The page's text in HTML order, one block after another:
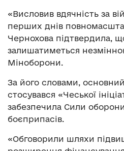
«Висловив вдячність за
перших днів
Чернохова підтвердила,
залишатиметься
Міноборони.
За його словами,
стосувався «Чеської
забезпечила Сили
боєприпасів.
«Обговорили шляхи